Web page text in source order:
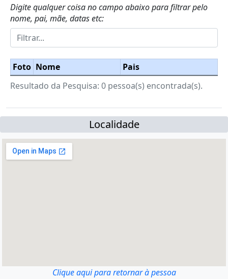
Digite qualquer coisa no campo abaixo para filtrar pelo
nome, pai, mãe, datas etc:
Foto Nome
Pais
Resultado da Pesquisa: 0 pessoa(s) encontrada(s).
Localidade
Clique aqui para retornar à pessoa